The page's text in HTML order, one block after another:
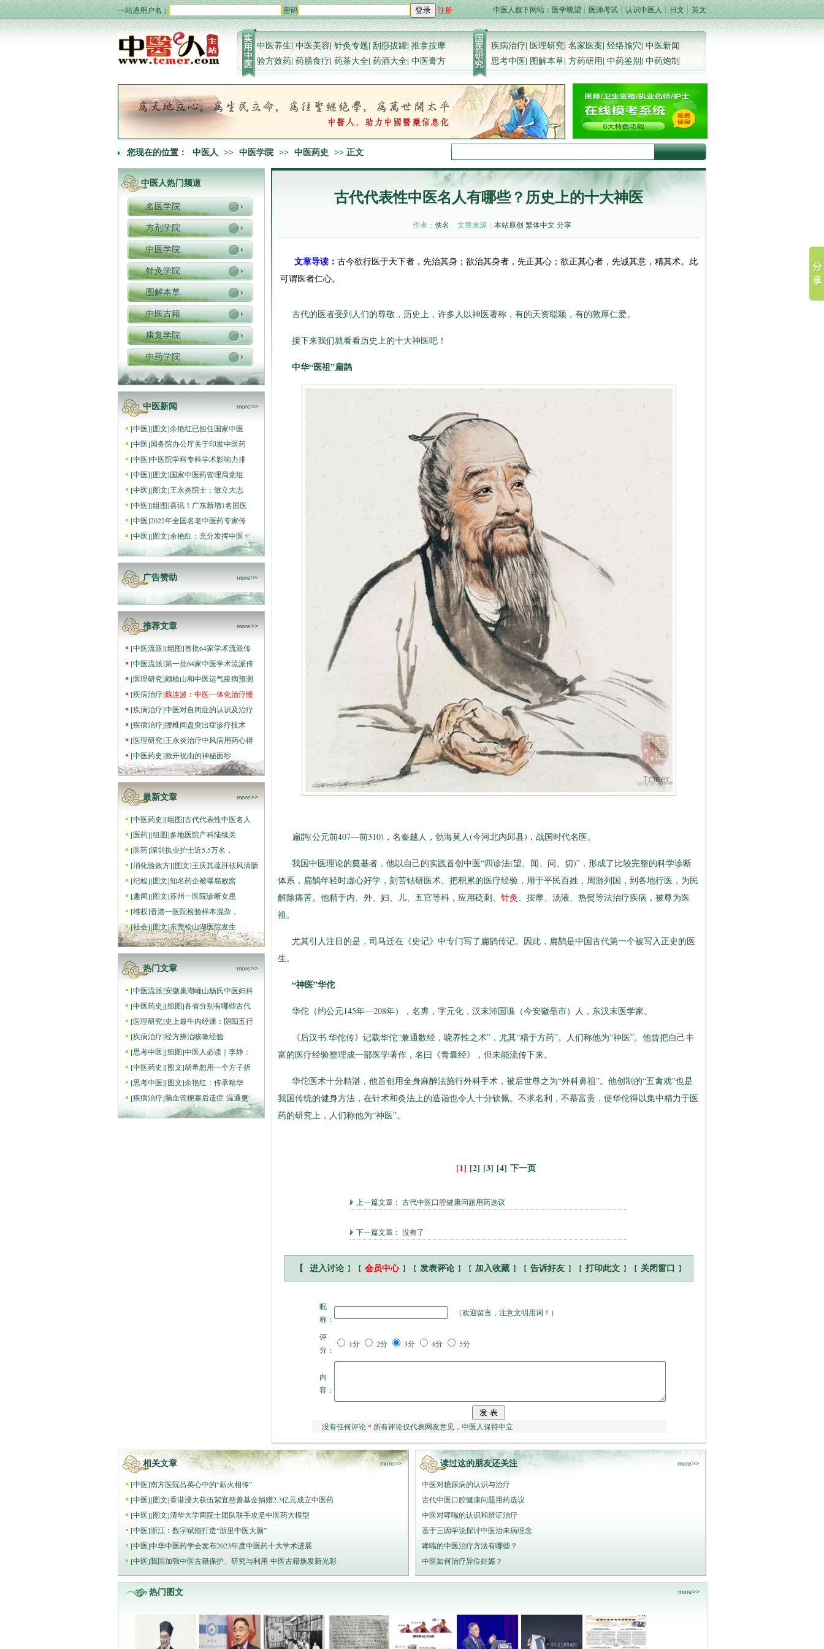
一站通用户名： 密码 登录 注册 中医人旗下网站：医学眺望 ┊医师考试┊ 认识中医人┊ 日文 ┊英文
中医养生|中医美容|针灸专题|刮痧拔罐|推拿按摩
验方效药| 药膳食疗| 药茶大全| 药酒大全| 中医膏方
疾病治疗|医理研究|名家医案|经络腧穴|中医新闻
思考中医| 图解本草| 方药研用| 中药鉴别| 中药炮制
您现在的位置： 中医人 >> 中医学院 >> 中医药史 >> 正文
中医人热门频道
名医学院
方剂学院
中医学院
针灸学院
图解本草
中医古籍
康复学院
中药学院
中医新闻 more>>
[中医][图文]余艳红已担任国家中医
[中医]国务院办公厅关于印发中医药
[中医]中医院学科专科学术影响力排
[中医][图文]国家中医药管理局党组
[中医][图文]王永炎院士：做立大志
[中医][组图]喜讯！广东新增1名国医
[中医]2022年全国名老中医药专家传
[中医][图文]余艳红：充分发挥中医
广告赞助 more>>
推荐文章 more>>
[中医流派][组图]首批64家学术流派传
[中医流派]第一批64家中医学术流派传
[医理研究]顾植山和中医运气疫病预测
[疾病治疗]魏连波：中医一体化治疗慢
[疾病治疗]中医对自闭症的认识及治疗
[疾病治疗]腰椎间盘突出症诊疗技术
[医理研究]王永炎治疗中风病用药心得
[中医药史]掀开祝由的神秘面纱
最新文章 more>>
[中医药史][组图]古代代表性中医名人
[医药][组图]多地医院产科陆续关
[医药]深圳执业护士近5.5万名，
[消化验效方][图文]王庆其疏肝祛风清肠
[纪检][图文]知名药企被曝腐败窝
[趣闻][图文]苏州一医院诊断女患
[维权]香港一医院检验样本混杂，
[社会][图文]东莞松山湖医院发生
热门文章 more>>
[中医流派]安徽巢湖峏山杨氏中医妇科
[中医药史][组图]各省分别有哪些古代
[医理研究]史上最牛内经课：阴阳五行
[疾病治疗]经方辨治咳嗽经验
[思考中医][组图]中医人必读｜李静：
[中医药史][图文]胡希恕用一个方子折
[思考中医][图文]余艳红：传承精华
[疾病治疗]脑血管梗塞后遗症 温通更
古代代表性中医名人有哪些？历史上的十大神医
作者： 佚名 文章来源： 本站原创 繁体中文 分享
文章导读： 古今欲行医于天下者，先治其身；欲治其身者，先正其心；欲正其心者，先诚其意，精其术。此
可谓医者仁心。
古代的医者受到人们的尊敬，历史上，许多人以神医著称，有的天资聪颖，有的敦厚仁爱。
接下来我们就看看历史上的十大神医吧！
中华“医祖”扁鹊
扁鹊(公元前407—前310)，名秦越人，勃海莫人(今河北内邱县)，战国时代名医。
我国中医理论的奠基者，他以自己的实践首创中医“四诊法(望、闻、问、切)”，形成了比较完整的科学诊断
体系，扁鹊年轻时虚心好学，刻苦钻研医术。把积累的医疗经验，用于平民百姓，周游列国，到各地行医，为民
解除痛苦。他精于内、外、妇、儿、五官等科，应用砭刺、 针灸、按摩、汤液、热熨等法治疗疾病，被尊为医
祖。
尤其引人注目的是，司马迁在《史记》中专门写了扁鹊传记。因此，扁鹊是中国古代第一个被写入正史的医
生。
“神医”华佗
华佗（约公元145年—208年），名旉，字元化，汉末沛国谯（今安徽亳市）人，东汉末医学家。
《后汉书.华佗传》记载华佗“兼通数经，晓养性之术”，尤其“精于方药”。人们称他为“神医”。他曾把自己丰
富的医疗经验整理成一部医学著作，名曰《青囊经》，但未能流传下来。
华佗医术十分精湛，他首创用全身麻醉法施行外科手术，被后世尊之为“外科鼻祖”。他创制的“五禽戏”也是
我国传统的健身方法，在针术和灸法上的造诣也令人十分钦佩。不求名利，不慕富贵，使华佗得以集中精力于医
药的研究上，人们称他为“神医”。
[1] [2] [3] [4] 下一页
上一篇文章： 古代中医口腔健康问题用药选议
下一篇文章： 没有了
【 进入讨论 】【 会员中心 】【 发表评论 】【 加入收藏 】【 告诉好友 】【 打印此文 】【 关闭窗口 】
昵
称：
（欢迎留言，注意文明用词！ ）
评
分：
1分 2分 3分 4分 5分
内
容：
没有任何评论 * 所有评论仅代表网友意见，中医人保持中立
相关文章 more>>
[中医]南方医院吕英心中的“薪火相传”
[中医][图文]香港浸大获伍絜宜慈善基金捐赠2.3亿元成立中医药
[中医][图文]清华大学两院士团队联手攻坚中医药大模型
[中医]浙江：数字赋能打造“浙里中医大脑”
[中医]中华中医药学会发布2023年度中医药十大学术进展
[中医]我国加强中医古籍保护、研究与利用 中医古籍焕发新光彩
读过这的朋友还关注 more>>
中医对糖尿病的认识与治疗
古代中医口腔健康问题用药选议
中医对哮喘的认识和辨证治疗
基于三因学说探讨中医治未病理念
哮喘的中医治疗方法有哪些？
中医如何治疗异位妊娠？
热门图文 more>>